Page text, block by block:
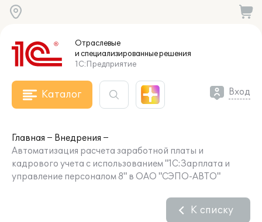
Отраслевые
и специализированныерешения
1С:Предприятие
Каталог Вход
Главная
Внедрения
Автоматизация расчета заработной платы и
кадрового учета с использованием "1С:Зарплата и
управление персоналом 8" в ОАО "СЭПО-АВТО"
К списку